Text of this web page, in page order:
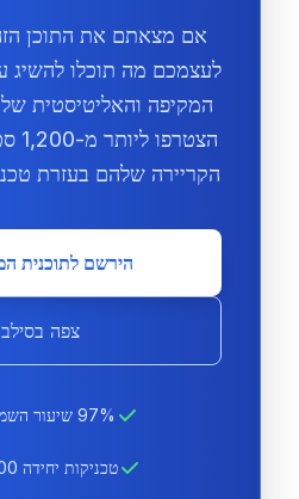
אם מצאתם את התוכן
לעצמכם מה תוכלו להשיג
הקריירה שלהם בעזרת
הירשם לתוכנית
צפה
97% שיעור השמה לעבודה
טכניקות יחידה 8200 עילית